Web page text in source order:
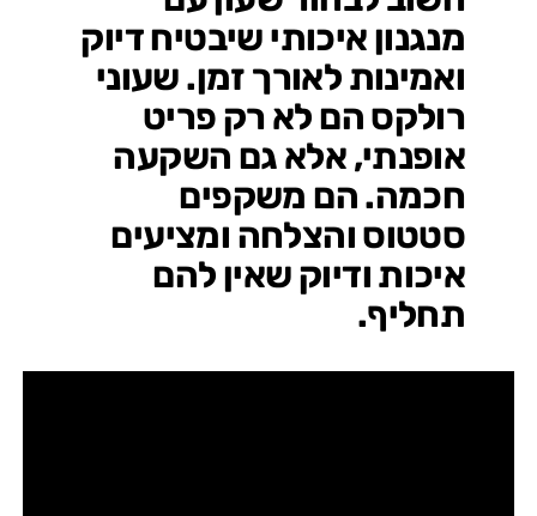
מנגנון איכותי שיבטיח דיוק
ואמינות לאורך זמן. שעוני
רולקס הם לא רק פריט
אופנתי, אלא גם השקעה
חכמה. הם משקפים
סטטוס והצלחה ומציעים
איכות ודיוק שאין להם
תחליף.